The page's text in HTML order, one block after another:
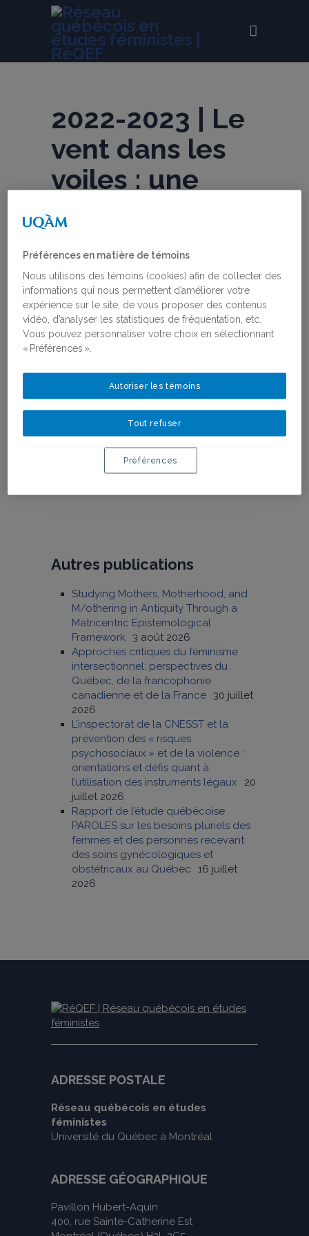
2022-2023 | Le
vent dans les
voiles : une
mission
réaffirmée
2023 Rapports d'activités
LinkedIn
Autres publications
Studying Mothers, Motherhood, and
M/othering in Antiquity Through a
Matricentric Epistemological
Framework
3 août 2026
Approches critiques du féminisme
intersectionnel: perspectives du
Québec, de la francophonie
canadienne et de la France
30 juillet
2026
L’inspectorat de la CNESST et la
prévention des « risques
psychosociaux » et de la violence :
orientations et défis quant à
l’utilisation des instruments légaux
20
juillet 2026
Rapport de l’étude québécoise
PAROLES sur les besoins pluriels des
femmes et des personnes recevant
des soins gynécologiques et
obstétricaux au Québec
16 juillet
2026
ADRESSE POSTALE
Réseau québécois en études
féministes
Université du Québec à Montréal
ADRESSE GÉOGRAPHIQUE
Pavillon Hubert-Aquin
400, rue Sainte-Catherine Est
Préférences en matière de témoins
Nous utilisons des témoins (cookies) afin de collecter des
informations qui nous permettent d’améliorer votre
expérience sur le site, de vous proposer des contenus
vidéo, d’analyser les statistiques de fréquentation, etc.
Vous pouvez personnaliser votre choix en sélectionnant
« Préférences ».
Tout refuser
Autoriser les témoins
Préférences